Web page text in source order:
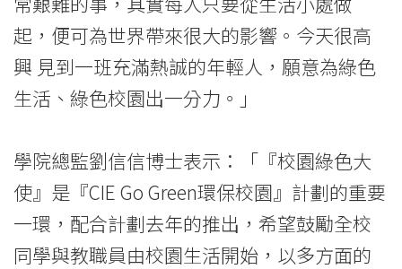
化
校
園
植
樹
日
起，便可為世界帶來很大的影響。今天很高
興 見到一班充滿熱誠的年輕人，願意為綠色
生活、綠色校園出一分力。」
學院總監劉信信博士表示：「『校園綠色大
使』是『CIE Go Green環保校園』計劃的重要
一環，配合計劃去年的推出，希望鼓勵全校
同學與教職員由校園生活開始，以多方面的